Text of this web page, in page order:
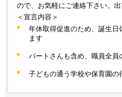
ので、お気軽にご連絡下さい。出
＜宣言内容＞
年休取得促進のため、誕生
ます
パートさんも含め、職員全
子どもの通う学校や保育園